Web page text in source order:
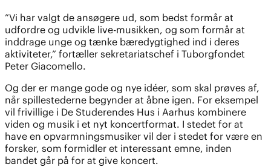
”Vi har valgt de ansøgere ud, som bedst formår at
udfordre og udvikle live-musikken, og som formår at
inddrage unge og tænke bæredygtighed ind i deres
aktiviteter,” fortæller sekretariatschef i Tuborgfondet
Peter Giacomello.
Og der er mange gode og nye idéer, som skal prøves af,
når spillestederne begynder at åbne igen. For eksempel
vil frivillige i De Studerendes Hus i Aarhus kombinere
viden og musik i et nyt koncertformat. I stedet for at
have en opvarmningsmusiker vil der i stedet for være en
forsker, som formidler et interessant emne, inden
bandet går på for at give koncert.